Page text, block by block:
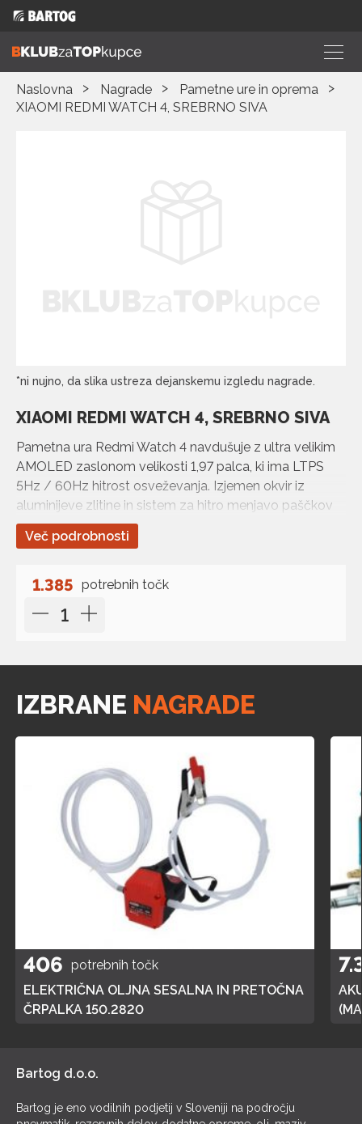
Naslovna Nagrade
Pametne ure in oprema
XIAOMI REDMI WATCH 4, SREBRNO SIVA
*ni nujno, da slika ustreza dejanskemu izgledu nagrade.
XIAOMI REDMI WATCH 4, SREBRNO SIVA
Pametna ura Redmi Watch 4 navdušuje z ultra velikim
AMOLED zaslonom velikosti 1,97 palca, ki ima LTPS
5Hz / 60Hz hitrost osveževanja. Izjemen okvir iz
aluminijeve zlitine in sistem za hitro menjavo paščkov
poudarjata prefinjen dizajn te pametne ure.
Več podrobnosti
1.385 potrebnih točk
IZBRANE NAGRADE
406 potrebnih točk
ELEKTRIČNA OLJNA SESALNA IN PRETOČNA
ČRPALKA 150.2820
Bartog d.o.o.
Bartog je eno vodilnih podjetij v Sloveniji na področju